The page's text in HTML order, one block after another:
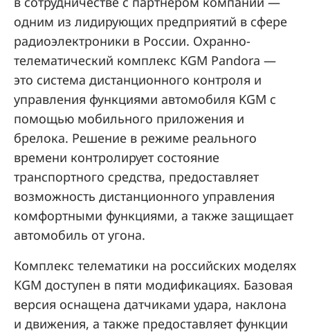
одним из лидирующих предприятий в сфере
радиоэлектроники в России. Охранно-
телематический комплекс KGM Pandora —
это система дистанционного контроля и
управления функциями автомобиля KGM с
помощью мобильного приложения и
брелока. Решение в режиме реального
времени контролирует состояние
транспортного средства, предоставляет
возможность дистанционного управления
комфортными функциями, а также защищает
автомобиль от угона.
Комплекс телематики на российских моделях
KGM доступен в пяти модификациях. Базовая
версия оснащена датчиками удара, наклона
и движения, а также предоставляет функции